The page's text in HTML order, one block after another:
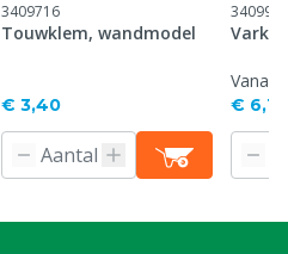
3409716
Touwklem, wandmodel
€ 3,40
3409998
Vanaf
€ 6,10